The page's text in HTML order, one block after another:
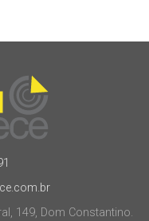
149, Dom Constantino.